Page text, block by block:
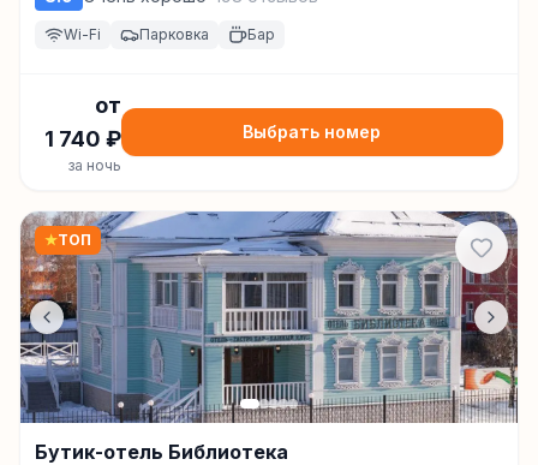
Wi-Fi Парковка Бар
от
1 740 ₽
за ночь
Выбрать номер
★ТОП
Бутик-отель Библиотека